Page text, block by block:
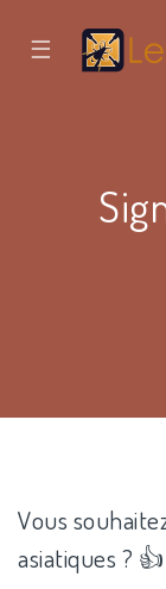
☰
Vous
asiatiques ? 👍